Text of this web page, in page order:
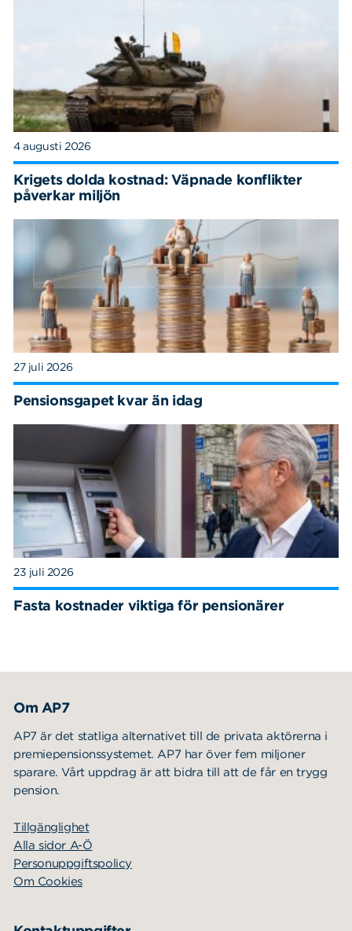
4 augusti 2026
Krigets dolda kostnad: Väpnade konflikter
påverkar miljön
27 juli 2026
Pensionsgapet kvar än idag
23 juli 2026
Fasta kostnader viktiga för pensionärer
Om AP7
AP7 är det statliga alternativet till de privata aktörerna i
premiepensionssystemet. AP7 har över fem miljoner
sparare. Vårt uppdrag är att bidra till att de får en trygg
pension.
Tillgänglighet
Alla sidor A-Ö
Personuppgiftspolicy
Om Cookies